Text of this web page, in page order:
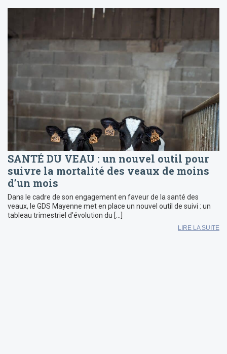
SANTÉ DU VEAU : un nouvel outil pour
suivre la mortalité des veaux de moins
d’un mois
Dans le cadre de son engagement en faveur de la santé des
veaux, le GDS Mayenne met en place un nouvel outil de suivi : un
tableau trimestriel d’évolution du […]
LIRE LA SUITE